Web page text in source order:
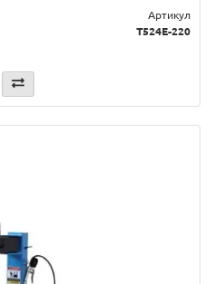
Артикул
T524E-220